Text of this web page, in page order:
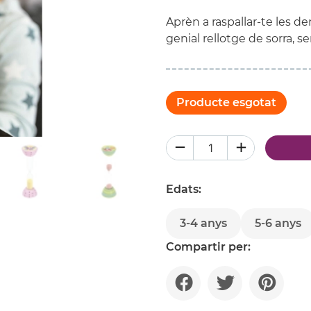
Aprèn a raspallar-te les
genial rellotge de sorra,
Producte esgotat
Edats:
3-4 anys
5-6 anys
Compartir per: